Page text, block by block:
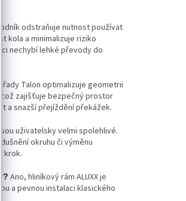
odstraňuje nutnost používat
kola a minimalizuje riziko
nechybí lehké převody do
řady Talon optimalizuje geometrii
což zajišťuje bezpečný prostor
a snazší přejíždění překážek.
uživatelsky velmi spolehlivé.
okruhu či výměnu
krok.
Ano, hliníkový rám ALUXX je
a pevnou instalaci klasického